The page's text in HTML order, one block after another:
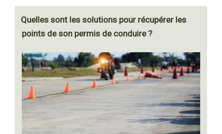
Quelles sont les solutions pour récupérer les
points de son permis de conduire ?